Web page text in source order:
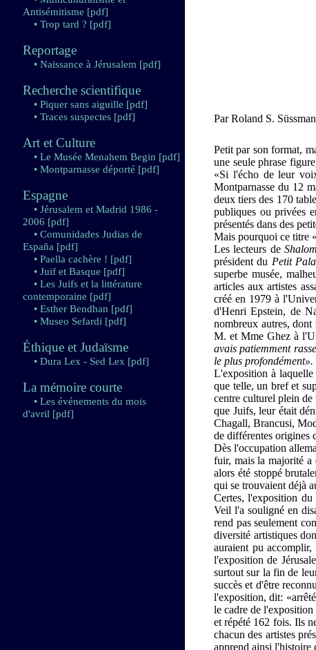
Antisémitisme [pdf]
• Trop tard ? [pdf]
Reportage
• Naissance à Jérusalem [pdf]
Recherche scientifique
• Piquer sans aiguille [pdf]
• Traces suspectes [pdf]
Art et Culture
• Le Musée Menahem Begin [pdf]
• Montparnasse déporté [pdf]
Espagne
• Jérusalem et Madrid 1986 -
2006 [pdf]
• Comunidades Judias de
España [pdf]
• Paella cachère ! [pdf]
• Juif et Basque [pdf]
• Les Juifs et la littérature
contemporaine [pdf]
• Esther Bendhan [pdf]
• Museo Sefardi [pdf]
Éthique et Judaïsme
• Dura Lex - Sed Lex [pdf]
La mémoire courte
• Les événements du mois
d'avril [pdf]
Par Roland S.
Petit par son format,
une seule phrase
«Si l'écho de leur
Montparnasse du 12
deux tiers des 170
publiques ou privées
présentés dans des
Mais pourquoi ce titre
Les lecteurs deShalom
président du Petit
superbe musée,
articles aux artistes
créé en 1979 à
d'Henri Epstein, de
nombreux autres,
M. et Mme Ghez à
avais patiemment
le plus profondément».
L'exposition à laquelle
que telle, un bref et
centre culturel plein
que Juifs, leur était
Chagall, Brancusi,
de différentes origines
Dès l'occupation
fuir, mais la majorité a
alors été stoppé
qui se trouvaient déjà
Certes, l'exposition du
Veil l'a souligné en
rend pas seulement
diversité artistiques
auraient pu
l'exposition de
surtout sur la fin de
succès et d'être
l'exposition, dit:
le cadre de
et répété 162 fois. Ils
chacun des artistes
apprend ainsi l'histoire